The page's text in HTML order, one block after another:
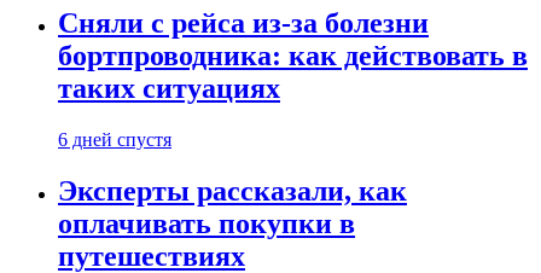
Сняли с рейса из-за болезни
бортпроводника: как действовать в
таких ситуациях
6 дней спустя
Эксперты рассказали, как
оплачивать покупки в
путешествиях